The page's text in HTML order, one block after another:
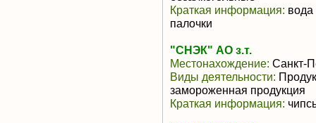
Краткая информация: вода
палочки
"СНЭК" АО з.т.
Местонахождение: Санкт-
Виды деятельности:
замороженная продукция
Краткая информация: